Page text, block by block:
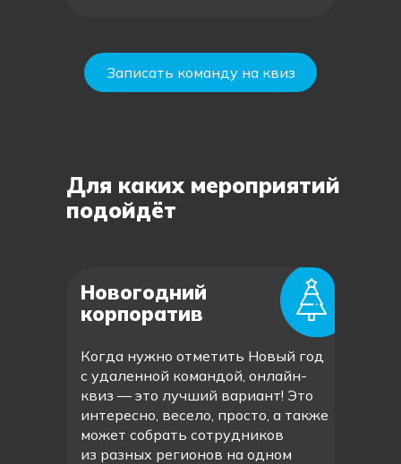
Записать команду на квиз
Для каких мероприятий
подойдёт
Новогодний
корпоратив
Когда нужно отметить Новый год
с удаленной командой, онлайн-
квиз — это лучший вариант! Это
интересно, весело, просто, а также
может собрать сотрудников
из разных регионов на одном